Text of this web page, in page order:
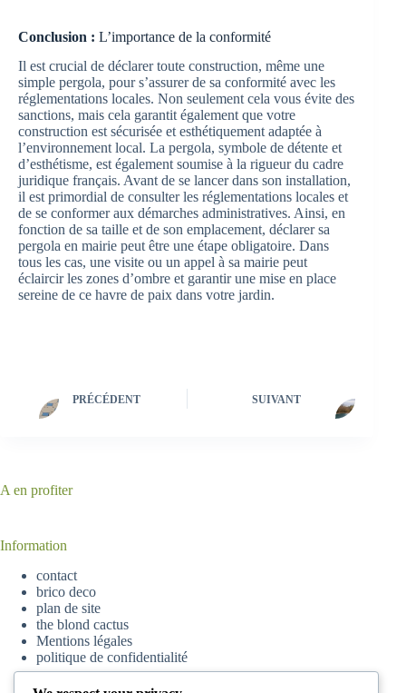
Conclusion : L’importance de la conformité
Il est crucial de déclarer toute construction, même une
simple pergola, pour s’assurer de sa conformité avec les
réglementations locales. Non seulement cela vous évite des
sanctions, mais cela garantit également que votre
construction est sécurisée et esthétiquement adaptée à
l’environnement local. La pergola, symbole de détente et
d’esthétisme, est également soumise à la rigueur du cadre
juridique français. Avant de se lancer dans son installation,
il est primordial de consulter les réglementations locales et
de se conformer aux démarches administratives. Ainsi, en
fonction de sa taille et de son emplacement, déclarer sa
pergola en mairie peut être une étape obligatoire. Dans
tous les cas, une visite ou un appel à sa mairie peut
éclaircir les zones d’ombre et garantir une mise en place
sereine de ce havre de paix dans votre jardin.
PRÉCÉDENT SUIVANT
A en profiter
Information
contact
brico deco
plan de site
the blond cactus
Mentions légales
politique de confidentialité